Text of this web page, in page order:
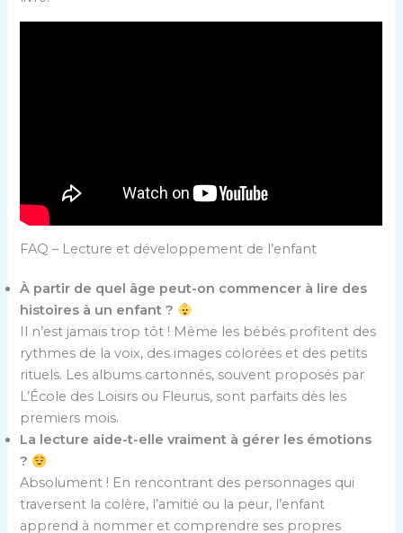
FAQ – Lecture et développement de l’enfant
À partir de quel âge peut-on commencer à lire des
histoires à un enfant ?
Il n’est jamais trop tôt ! Même les bébés profitent des
rythmes de la voix, des images colorées et des petits
rituels. Les albums cartonnés, souvent proposés par
L’École des Loisirs ou Fleurus, sont parfaits dès les
premiers mois.
La lecture aide-t-elle vraiment à gérer les émotions
?
Absolument ! En rencontrant des personnages qui
traversent la colère, l’amitié ou la peur, l’enfant
apprend à nommer et comprendre ses propres